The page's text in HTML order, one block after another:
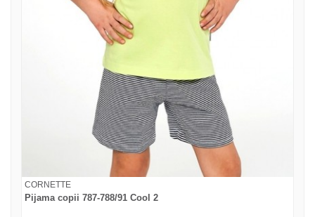
CORNETTE
Pijama copii 787-788/91 Cool 2